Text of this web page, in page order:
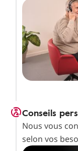
Conseils
Nous vous
selon vos